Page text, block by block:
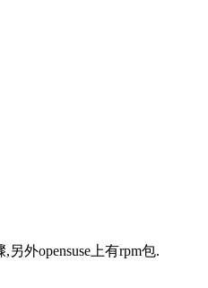
另外opensuse上有rpm包.